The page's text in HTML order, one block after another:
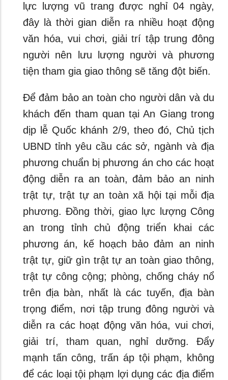
lực lượng vũ trang được nghỉ 04 ngày,
đây là thời gian diễn ra nhiều hoạt động
văn hóa, vui chơi, giải trí tập trung đông
người nên lưu lượng người và phương
tiện tham gia giao thông sẽ tăng đột biến.
Để đảm bảo an toàn cho người dân và du
khách đến tham quan tại An Giang trong
dịp lễ Quốc khánh 2/9, theo đó, Chủ tịch
UBND tỉnh yêu cầu các sở, ngành và địa
phương chuẩn bị phương án cho các hoạt
động diễn ra an toàn, đảm bảo an ninh
trật tự, trật tự an toàn xã hội tại mỗi địa
phương. Đồng thời, giao lực lượng Công
an trong tỉnh chủ động triển khai các
phương án, kế hoạch bảo đảm an ninh
trật tự, giữ gìn trật tự an toàn giao thông,
trật tự công cộng; phòng, chống cháy nổ
trên địa bàn, nhất là các tuyến, địa bàn
trọng điểm, nơi tập trung đông người và
diễn ra các hoạt động văn hóa, vui chơi,
giải trí, tham quan, nghỉ dưỡng. Đẩy
mạnh tấn công, trấn áp tội phạm, không
để các loại tội phạm lợi dụng các địa điểm